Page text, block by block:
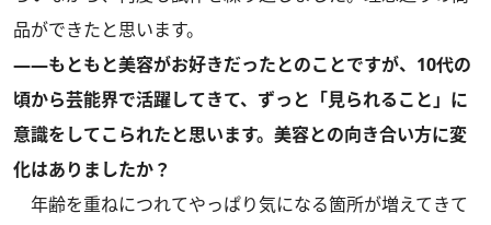
品ができたと思います。
――もともと美容がお好きだったとのことですが、10代の
頃から芸能界で活躍してきて、ずっと「見られること」に
意識をしてこられたと思います。美容との向き合い方に変
化はありましたか？
年齢を重ねにつれてやっぱり気になる箇所が増えてきて